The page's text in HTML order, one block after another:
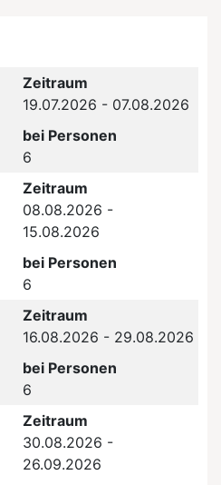
Zeitraum
19.07.2026 - 07.08.2026
bei Personen
6
Zeitraum
08.08.2026 -
15.08.2026
bei Personen
6
Zeitraum
16.08.2026 - 29.08.2026
bei Personen
6
Zeitraum
30.08.2026 -
26.09.2026